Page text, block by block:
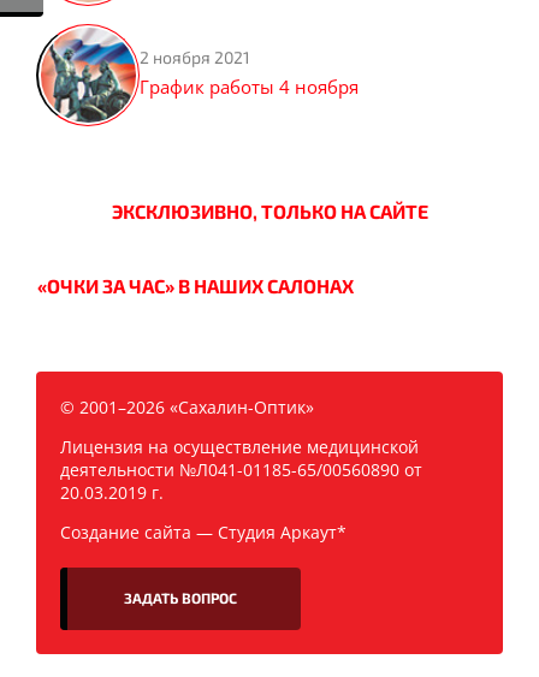
2 ноября 2021
График работы 4 ноября
ЭКСКЛЮЗИВНО, ТОЛЬКО НА САЙТЕ
«ОЧКИ ЗА ЧАС» В НАШИХ САЛОНАХ
© 2001–2026 «Сахалин-Оптик»
Лицензия на осуществление медицинской
деятельности №Л041-01185-65/00560890 от
20.03.2019 г.
Создание сайта — Студия Аркаут*
ЗАДАТЬ ВОПРОС